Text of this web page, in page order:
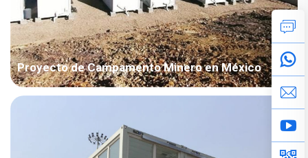
Proyecto de Campamento Minero en México
País: México Industria del Proyecto: Minería Área de
Construcción: 2020 Puntos Principales a Considerar: Combinar
el diseño según las normas estadounidenses y chinas en el